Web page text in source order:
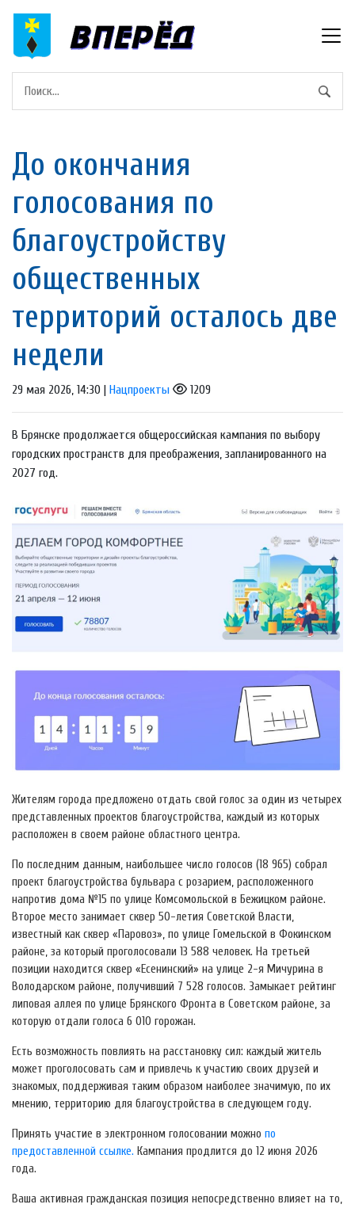
До окончания
голосования по
благоустройству
общественных
территорий осталось две
недели
29 мая 2026, 14:30 | Нацпроекты 1209
В Брянске продолжается общероссийская кампания по выбору
городских пространств для преображения, запланированного на
2027 год.
Жителям города предложено отдать свой голос за один из четырех
представленных проектов благоустройства, каждый из которых
расположен в своем районе областного центра.
По последним данным, наибольшее число голосов (18 965) собрал
проект благоустройства бульвара с розарием, расположенного
напротив дома №15 по улице Комсомольской в Бежицком районе.
Второе место занимает сквер 50-летия Советской Власти,
известный как сквер «Паровоз», по улице Гомельской в Фокинском
районе, за который проголосовали 13 588 человек. На третьей
позиции находится сквер «Есенинский» на улице 2-я Мичурина в
Володарском районе, получивший 7 528 голосов. Замыкает рейтинг
липовая аллея по улице Брянского Фронта в Советском районе, за
которую отдали голоса 6 010 горожан.
Есть возможность повлиять на расстановку сил: каждый житель
может проголосовать сам и привлечь к участию своих друзей и
знакомых, поддерживая таким образом наиболее значимую, по их
мнению, территорию для благоустройства в следующем году.
Принять участие в электронном голосовании можно по
предоставленной ссылке. Кампания продлится до 12 июня 2026
года.
Ваша активная гражданская позиция непосредственно влияет на то,